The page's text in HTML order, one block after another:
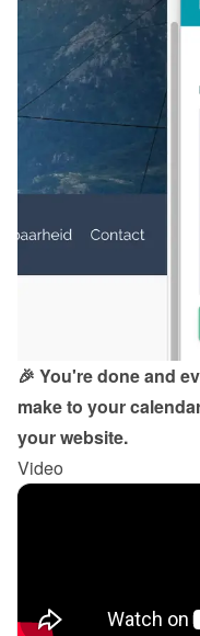
🎉 You're done and
make to your
your website.
Video